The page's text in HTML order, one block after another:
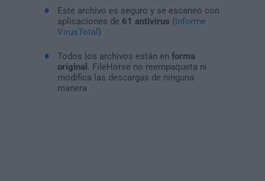
Este archivo es seguro y se escaneó con
aplicaciones de 61 antivirus (Informe
VirusTotal )
Todos los archivos están en forma
original
. FileHorse no reempaqueta ni
modifica las descargas de ninguna
manera